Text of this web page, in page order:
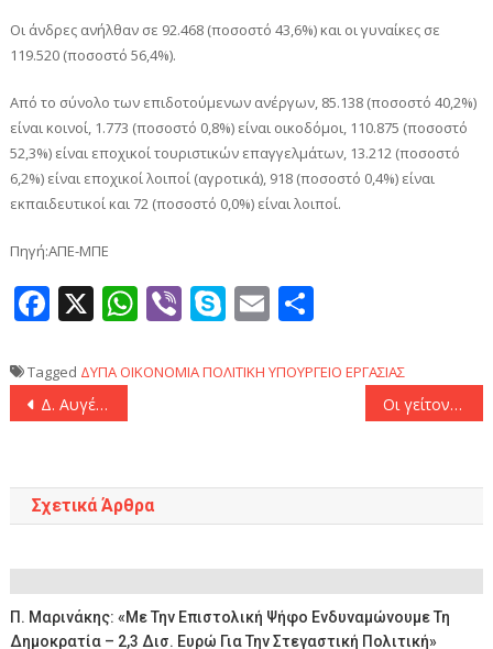
Οι άνδρες ανήλθαν σε 92.468 (ποσοστό 43,6%) και οι γυναίκες σε
119.520 (ποσοστό 56,4%).
Από το σύνολο των επιδοτούμενων ανέργων, 85.138 (ποσοστό 40,2%)
είναι κοινοί, 1.773 (ποσοστό 0,8%) είναι οικοδόμοι, 110.875 (ποσοστό
52,3%) είναι εποχικοί τουριστικών επαγγελμάτων, 13.212 (ποσοστό
6,2%) είναι εποχικοί λοιποί (αγροτικά), 918 (ποσοστό 0,4%) είναι
εκπαιδευτικοί και 72 (ποσοστό 0,0%) είναι λοιποί.
Πηγή:ΑΠΕ-ΜΠΕ
Facebook
X WhatsApp
ViberSkype
Email
Tagged ΔΥΠΑ ΟΙΚΟΝΟΜΙΑΠΟΛΙΤΙΚΗ ΥΠΟΥΡΓΕΙΟ ΕΡΓΑΣΙΑΣ
Πλοήγηση
Δ. Αυγέρη: «Ο αγροτικός κόσμος δεν αντέχει άλλο ούτε την ανεπάρκεια, ούτε την ανικανότητα, ούτε την κοροϊδία της κυβέρνησης» Οι γείτονες έβαλαν φωτιά στα θεμέλια του Παναθηναϊκού: Οι Τούρκοι «τελειώνουν» τον Τερίμ!
Σχετικά Άρθρα
Π. Μαρινάκης: «Με Την Επιστολική Ψήφο Ενδυναμώνουμε Τη
Δημοκρατία – 2,3 Δισ. Ευρώ Για Την Στεγαστική Πολιτική»